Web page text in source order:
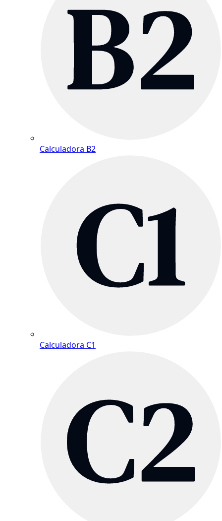
Calculadora B2
Calculadora C1